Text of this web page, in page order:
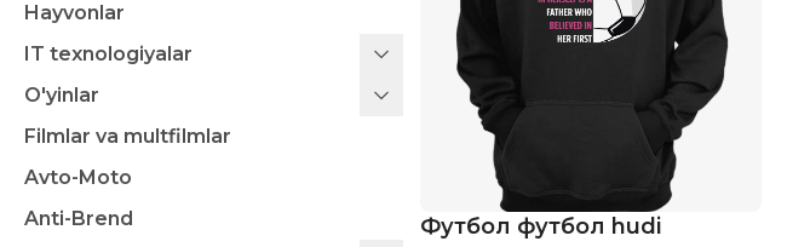
Hayvonlar
IT texnologiyalar
O'yinlar
Filmlar va multfilmlar
Avto-Moto
Anti-Brend
Футбол футбол hudi